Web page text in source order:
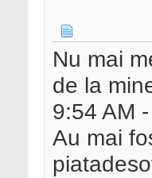
Nu mai
de la
9:54 AM
Au mai